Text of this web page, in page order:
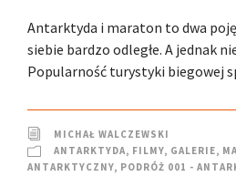
Antarktyda i maraton to dwa
siebie bardzo odległe. A jednak
Popularność turystyki biegowej
MICHAŁ WALCZEWSKI
ANTARKTYDA, FILMY, GALERIE,
ANTARKTYCZNY, PODRÓŻ 001 -